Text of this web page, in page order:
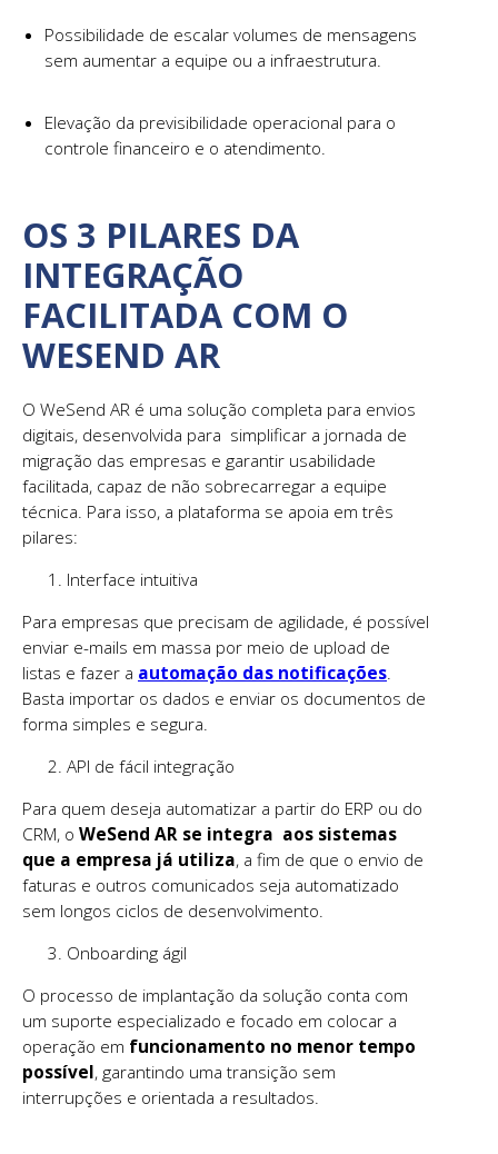
Possibilidade de escalar volumes de mensagens
sem aumentar a equipe ou a infraestrutura.
Elevação da previsibilidade operacional para o
controle financeiro e o atendimento.
OS 3 PILARES DA
INTEGRAÇÃO
FACILITADA COM O
WESEND AR
O WeSend AR é uma solução completa para envios
digitais, desenvolvida para simplificar a jornada de
migração das empresas e garantir usabilidade
facilitada, capaz de não sobrecarregar a equipe
técnica. Para isso, a plataforma se apoia em três
pilares:
Interface intuitiva
Para empresas que precisam de agilidade, é possível
enviar e-mails em massa por meio de upload de
listas e fazer a automação das notificações.
Basta importar os dados e enviar os documentos de
forma simples e segura.
API de fácil integração
Para quem deseja automatizar a partir do ERP ou do
CRM, o WeSend AR se integra aos sistemas
que a empresa já utiliza, a fim de que o envio de
faturas e outros comunicados seja automatizado
sem longos ciclos de desenvolvimento.
Onboarding ágil
O processo de implantação da solução conta com
um suporte especializado e focado em colocar a
operação em funcionamento no menor tempo
possível, garantindo uma transição sem
interrupções e orientada a resultados.